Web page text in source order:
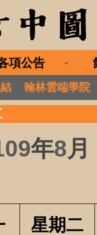
項公告
翰林雲端學院
年8月
星期二